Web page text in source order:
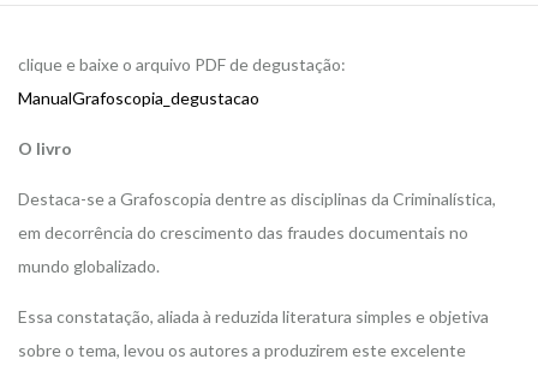
clique e baixe o arquivo PDF de degustação:
ManualGrafoscopia_degustacao
O livro
Destaca-se a Grafoscopia dentre as disciplinas da Criminalística,
em decorrência do crescimento das fraudes documentais no
mundo globalizado.
Essa constatação, aliada à reduzida literatura simples e objetiva
sobre o tema, levou os autores a produzirem este excelente